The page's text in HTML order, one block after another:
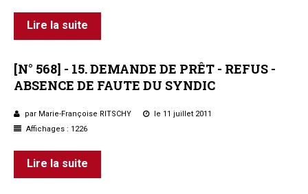
Lire la suite
[N° 568] - 15.DEMANDE DE PRÊT - REFUS -
ABSENCE DE FAUTE DU SYNDIC
par Marie-Françoise RITSCHY
le 11 juillet 2011
Affichages : 1226
Lire la suite